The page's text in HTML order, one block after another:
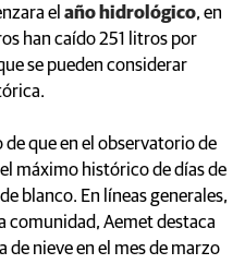
el año hidrológico, en
han caído 251 litros por
se pueden considerar
de que en el observatorio de
máximo histórico de días de
blanco. En líneas generales,
comunidad, Aemet destaca
de nieve en el mes de marzo